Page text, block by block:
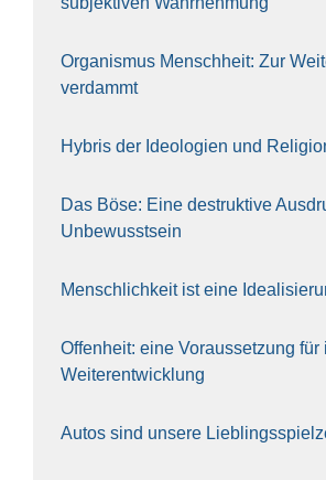
Orga­nis­mus Mensch­heit: Zur
ver­dammt
Hybris der Ideo­lo­gien und
Das Böse: Eine destruk­ti­ve
Unbe­wusst­sein
Mensch­lich­keit ist eine
Offen­heit: eine Vor­aus­set­zung
Wei­ter­ent­wick­lung
Autos sind unse­re